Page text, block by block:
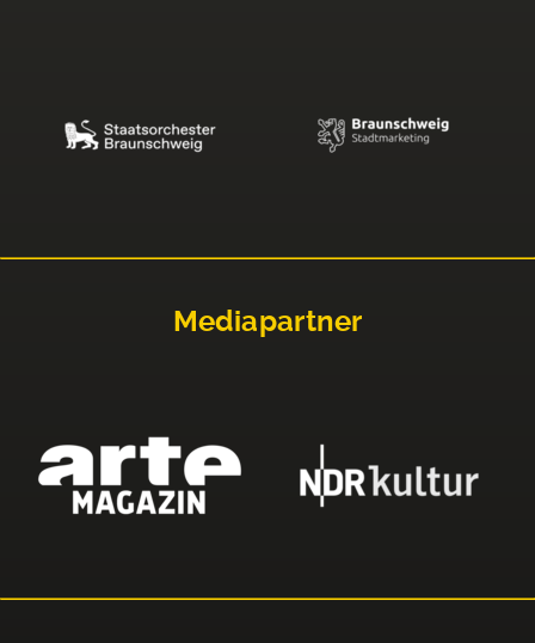
Mediapartner